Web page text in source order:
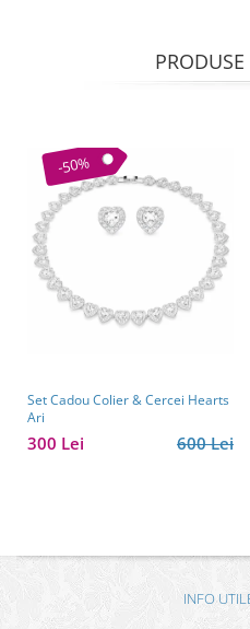
-50%
Set Cadou Colier & Cercei Hearts
Ari
600 Lei
300 Lei
INFO